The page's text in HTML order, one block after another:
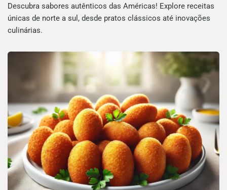
Descubra sabores autênticos das Américas! Explore receitas
únicas de norte a sul, desde pratos clássicos até inovações
culinárias.